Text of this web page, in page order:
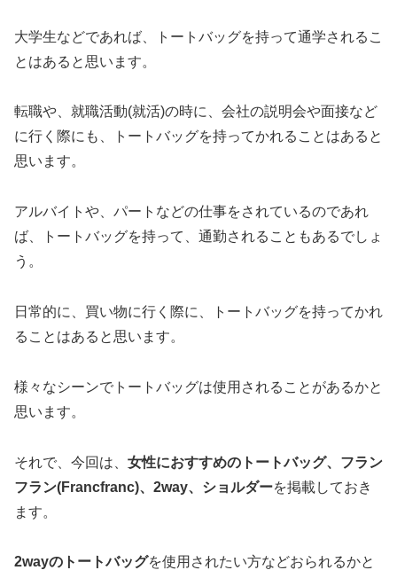
大学生などであれば、トートバッグを持って通学されるこ
とはあると思います。
転職や、就職活動(就活)の時に、会社の説明会や面接など
に行く際にも、トートバッグを持ってかれることはあると
思います。
アルバイトや、パートなどの仕事をされているのであれ
ば、トートバッグを持って、通勤されることもあるでしょ
う。
日常的に、買い物に行く際に、トートバッグを持ってかれ
ることはあると思います。
様々なシーンでトートバッグは使用されることがあるかと
思います。
それで、今回は、 女性におすすめのトートバッグ、フラン
フラン(Francfranc)、2way、ショルダーを掲載しておき
ます。
2wayのトートバッグを使用されたい方などおられるかと